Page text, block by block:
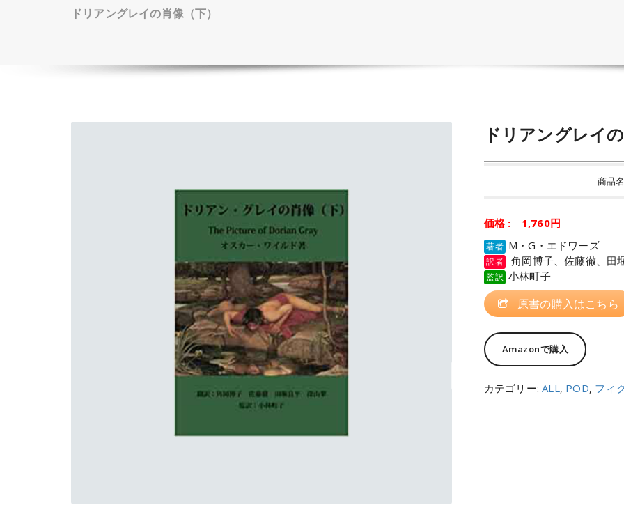
ドリアングレイの肖像（下）
ドリアングレイ
商品
価格 : 1,760円
著者 M・G・エドワーズ
訳者 角岡博子、佐藤徹、田
監訳 小林町子
原書の購入はこちら
Amazonで購入
カテゴリー:ALL, POD, フィ